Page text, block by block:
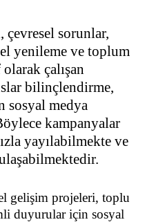
çevresel sorunlar,
yenileme ve toplum
çalışan
bilinçlendirme,
sosyal medya
kampanyalar
yayılabilmekte ve
gelişim projeleri, toplu
duyurular için sosyal